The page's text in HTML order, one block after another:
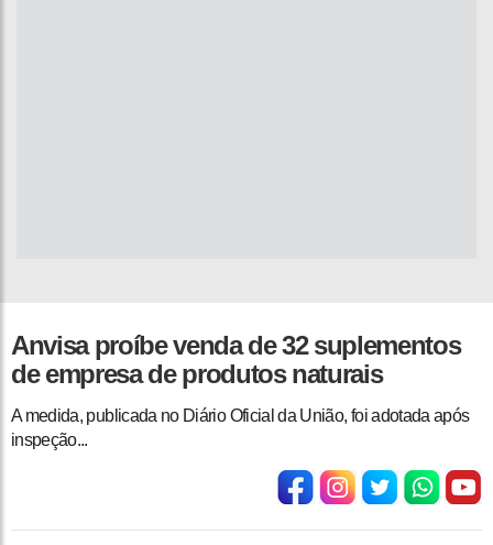
Anvisa proíbe venda de 32 suplementos
de empresa de produtos naturais
A medida, publicada no Diário Oficial da União, foi adotada após
inspeção...